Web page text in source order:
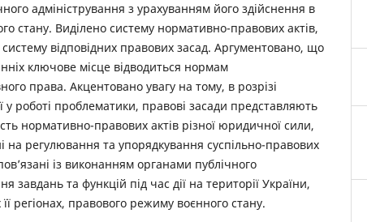
адміністрування з урахуванням його здійснення в
стану. Виділено систему нормативно-правових актів,
систему відповідних правових засад. Аргументовано, що
ключове місце відводиться нормам
права. Акцентовано увагу на тому, в розрізі
у роботі проблематики, правові засади представляють
нормативно-правових актів різної юридичної сили,
на регулювання та упорядкування суспільно-правових
із виконанням органами публічного
завдань та функцій під час дії на території України,
регіонах, правового режиму воєнного стану.